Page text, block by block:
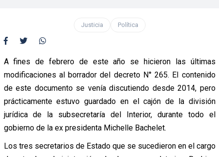
Justicia Política
A fines de febrero de este año se hicieron las últimas
modificaciones al borrador del decreto N° 265. El contenido
de este documento se venía discutiendo desde 2014, pero
prácticamente estuvo guardado en el cajón de la división
jurídica de la subsecretaría del Interior, durante todo el
gobierno de la ex presidenta Michelle Bachelet.
Los tres secretarios de Estado que se sucedieron en el cargo